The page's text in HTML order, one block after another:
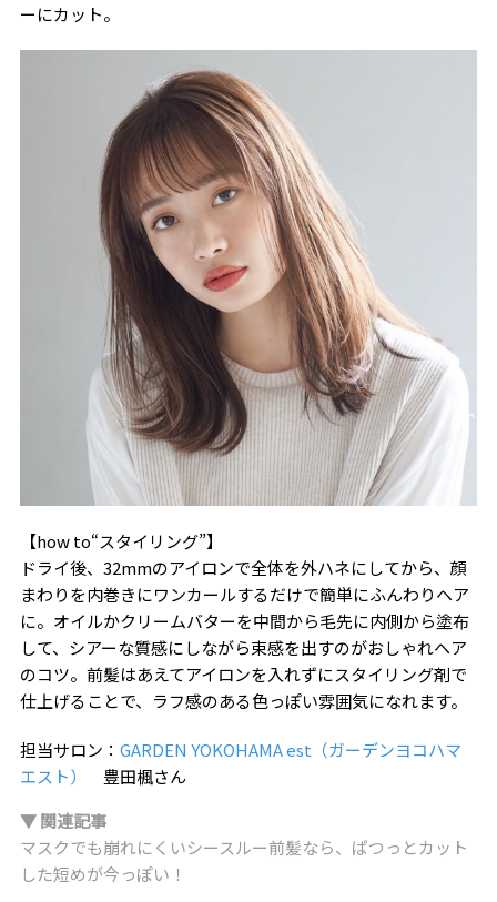
ーにカット。
【how to“スタイリング”】
ドライ後、32mmのアイロンで全体を外ハネにしてから、顔
まわりを内巻きにワンカールするだけで簡単にふんわりヘア
に。オイルかクリームバターを中間から毛先に内側から塗布
して、シアーな質感にしながら束感を出すのがおしゃれヘア
のコツ。前髪はあえてアイロンを入れずにスタイリング剤で
仕上げることで、ラフ感のある色っぽい雰囲気になれます。
担当サロン： GARDEN YOKOHAMA est（ガーデンヨコハマ
エスト）
豊田楓さん
▼ 関連記事
マスクでも崩れにくいシースルー前髪なら、ぱつっとカット
した短めが今っぽい！